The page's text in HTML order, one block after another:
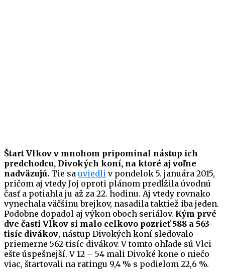
Štart Vlkov v mnohom pripomínal nástup ich
predchodcu, Divokých koní, na ktoré aj voľne
nadväzujú. Tie sa uviedli v pondelok 5. januára 2015,
pričom aj vtedy Joj oproti plánom predĺžila úvodnú
časť a potiahla ju až za 22. hodinu. Aj vtedy rovnako
vynechala väčšinu brejkov, nasadila taktiež iba jeden.
Podobne dopadol aj výkon oboch seriálov. Kým prvé
dve časti Vlkov si malo celkovo pozrieť 588 a 563-
tisíc divákov, nástup Divokých koní sledovalo
priemerne 562-tisíc divákov. V tomto ohľade sú Vlci
ešte úspešnejší. V 12 – 54 mali Divoké kone o niečo
viac, štartovali na ratingu 9,4 % s podielom 22,6 %.